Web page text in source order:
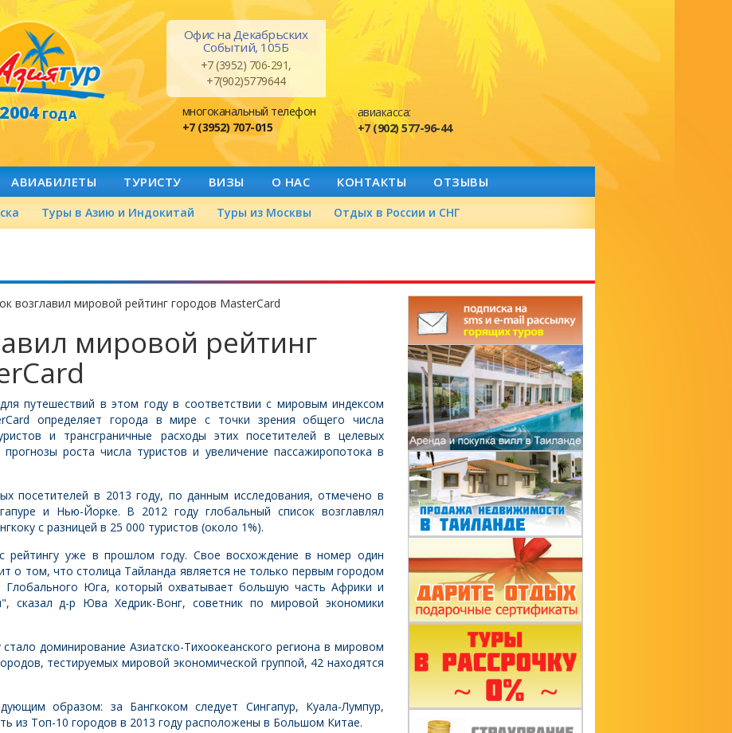
2004ГОДА
Офис на Декабрьских
Событий, 105Б
+7 (3952) 706-291,
+7(902)5779644
многоканальный телефон
+7 (3952) 707-015
авиакасса:
+7 (902) 577-96-44
АВИАБИЛЕТЫ ТУРИСТУ ВИЗЫ О НАС КОНТАКТЫ ОТЗЫВЫ
Туры в Азию и Индокитай Туры из Москвы Отдых в России и СНГ
возглавил мировой рейтинг городов MasterCard
мировой рейтинг
путешествий в этом году в соответствии с мировым индексом
определяет города в мире с точки зрения общего числа
и трансграничные расходы этих посетителей в целевых
роста числа туристов и увеличение пассажиропотока в
посетителей в 2013 году, по данным исследования, отмечено в
и Нью-Йорке. В 2012 году глобальный список возглавлял
с разницей в 25 000 туристов (около 1%).
рейтингу уже в прошлом году. Свое восхождение в номер один
о том, что столица Тайланда является не только первым городом
Глобального Юга, который охватывает большую часть Африки и
д-р Юва Хедрик-Вонг, советник по мировой экономики
доминирование Азиатско-Тихоокеанского региона в мировом
тестируемых мировой экономической группой, 42 находятся
образом: за Бангкоком следует Сингапур, Куала-Лумпур,
из Топ-10 городов в 2013 году расположены в Большом Китае.